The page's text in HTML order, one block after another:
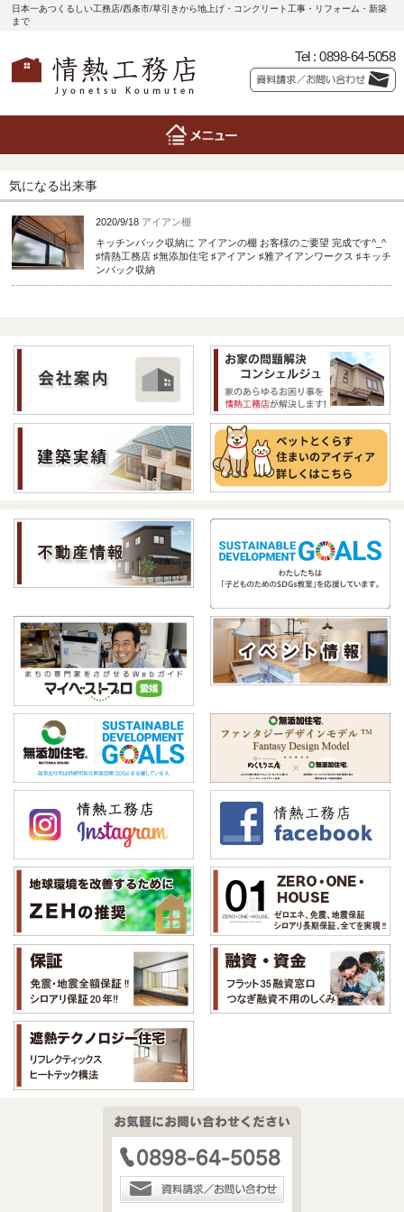
日本一あつくるしい工務店/西条市/草引きから地上げ・コンクリート工事・リフォーム・新築
まで
Tel : 0898-64-5058
気になる出来事
2020/9/18 アイアン棚
キッチンバック収納に アイアンの棚 お客様のご要望 完成です^_^
♯情熱工務店 ♯無添加住宅 ♯アイアン ♯雅アイアンワークス ♯キッチ
ンバック収納